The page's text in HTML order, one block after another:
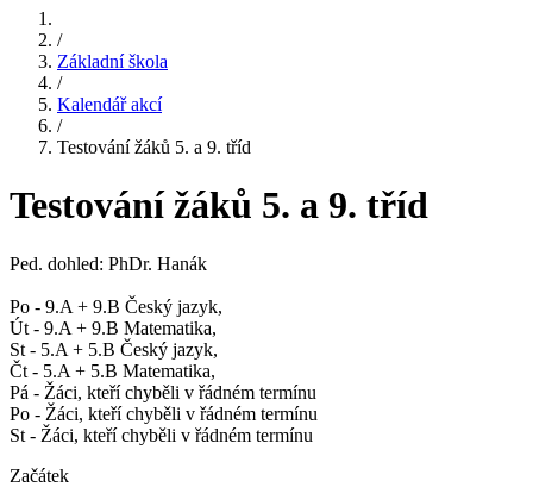
/
Základní škola
/
Kalendář akcí
/
Testování žáků 5. a 9. tříd
Testování žáků 5. a 9. tříd
Ped. dohled: PhDr. Hanák
Po - 9.A + 9.B Český jazyk,
Út - 9.A + 9.B Matematika,
St - 5.A + 5.B Český jazyk,
Čt - 5.A + 5.B Matematika,
Pá - Žáci, kteří chyběli v řádném termínu
Po - Žáci, kteří chyběli v řádném termínu
St - Žáci, kteří chyběli v řádném termínu
Začátek